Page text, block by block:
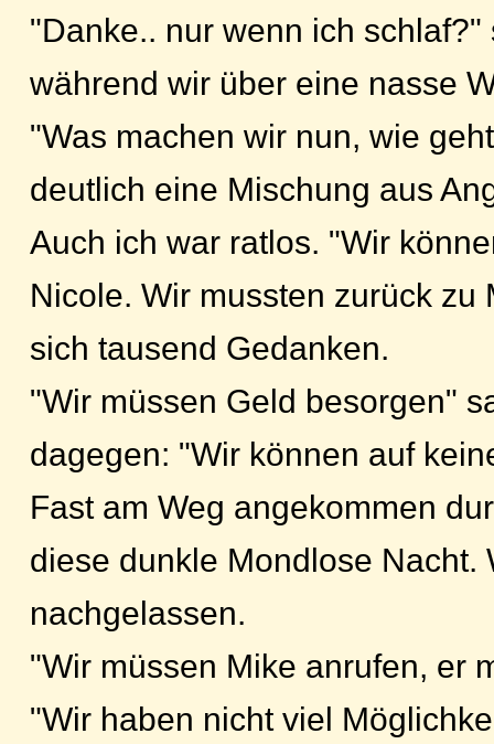
"Danke.. nur wenn ich
während wir über eine nasse
"Was machen wir nun, wie
deutlich eine Mischung aus
Auch ich war ratlos. "Wir
Nicole. Wir mussten zurück zu
sich tausend Gedanken.
"Wir müssen Geld besorgen"
dagegen: "Wir können auf
Fast am Weg angekommen
diese dunkle Mondlose
nachgelassen.
"Wir müssen Mike anrufen, er
"Wir haben nicht viel